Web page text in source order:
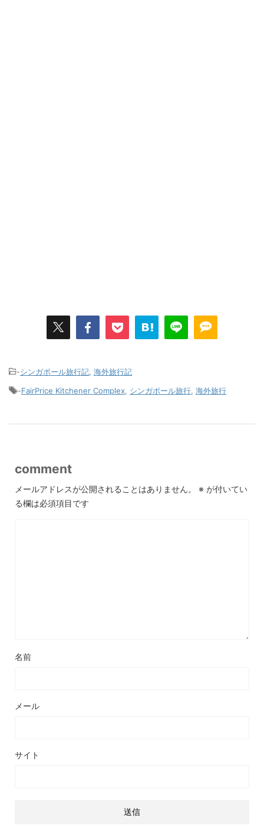
-シンガポール旅行記 海外旅行記
-FairPrice Kitchener Complex シンガポール旅行 海外旅行
comment
メールアドレスが公開されることはありません。 ※ が付いてい
る欄は必須項目です
名前
メール
サイト